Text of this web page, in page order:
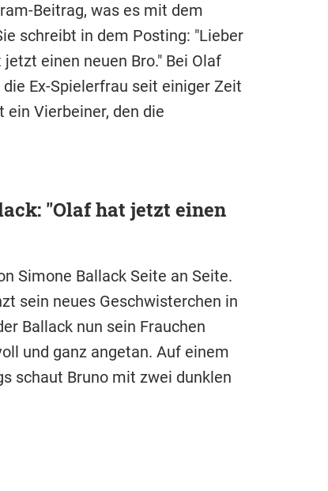
Beitrag, was es mit dem
schreibt in dem Posting: "Lieber
einen neuen Bro." Bei Olaf
Ex-Spielerfrau seit einiger Zeit
ein Vierbeiner, den die
"Olaf hat jetzt einen
Simone Ballack Seite an Seite.
sein neues Geschwisterchen in
Ballack nun sein Frauchen
und ganz angetan. Auf einem
schaut Bruno mit zwei dunklen